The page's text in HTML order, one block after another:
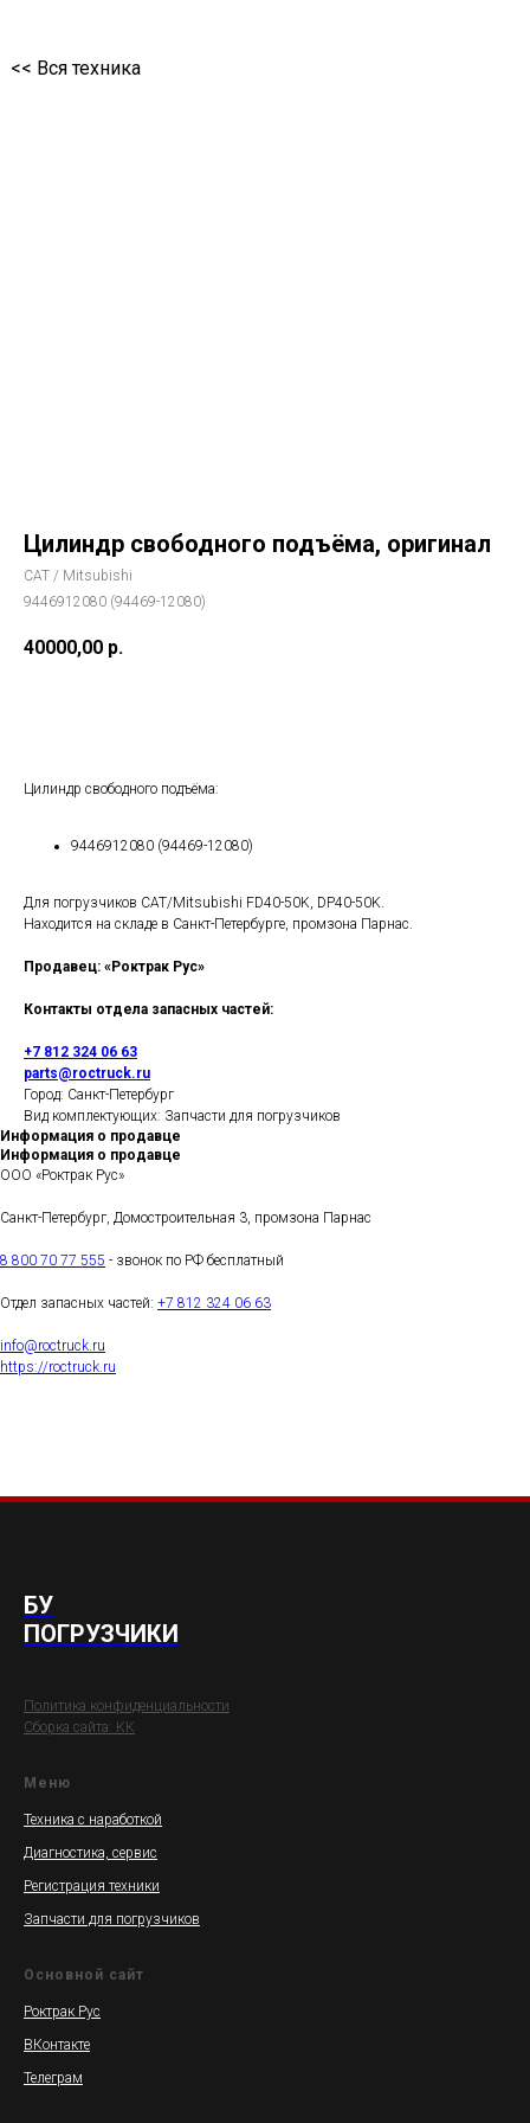
<< Вся техника
Цилиндр свободного подъёма, оригинал
CAT / Mitsubishi
9446912080 (94469-12080)
40000,00 р.
Цилиндр свободного подъёма:
9446912080 (94469-12080)
Для погрузчиков CAT/Mitsubishi FD40-50K, DP40-50K.
Находится на складе в Санкт-Петербурге, промзона Парнас.
Продавец: «Роктрак Рус»
Контакты отдела запасных частей:
+7 812 324 06 63
parts@roctruck.ru
Город: Санкт-Петербург
Вид комплектующих: Запчасти для погрузчиков
Информация о продавце
Информация о продавце
ООО «Роктрак Рус»
Санкт-Петербург, Домостроительная 3, промзона Парнас
8 800 70 77 555 - звонок по РФ бесплатный
Отдел запасных частей: +7 812 324 06 63
info@roctruck.ru
https://roctruck.ru
БУ
ПОГРУЗЧИКИ
Политика конфиденциальности
Сборка сайта: КК
Меню
Техника с наработкой
Диагностика, сервис
Регистрация техники
Запчасти для погрузчиков
Основной сайт
Роктрак Рус
ВКонтакте
Телеграм